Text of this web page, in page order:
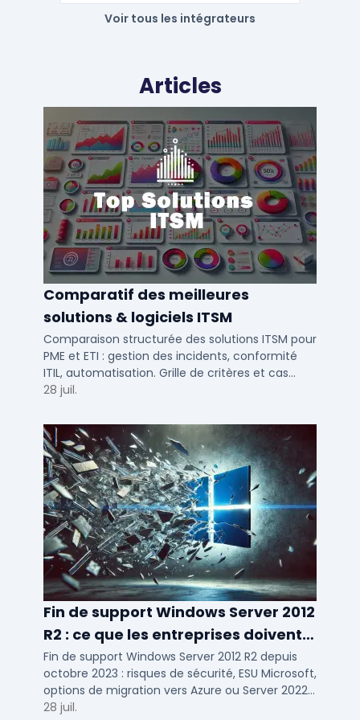
Voir tous les intégrateurs
Articles
Comparatif des meilleures
solutions & logiciels ITSM
Comparaison structurée des solutions ITSM pour
PME et ETI : gestion des incidents, conformité
ITIL, automatisation. Grille de critères et cas
d'usage par taille d'entreprise.
28 juil.
Fin de support Windows Server 2012
R2 : ce que les entreprises doivent
savoir
Fin de support Windows Server 2012 R2 depuis
octobre 2023 : risques de sécurité, ESU Microsoft,
options de migration vers Azure ou Server 2022
pour TPE, PME et ETI.
28 juil.